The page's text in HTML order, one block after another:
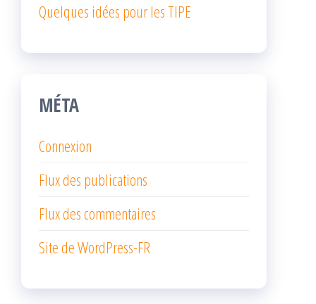
Quelques idées pour les TIPE
MÉTA
Connexion
Flux des publications
Flux des commentaires
Site de WordPress-FR